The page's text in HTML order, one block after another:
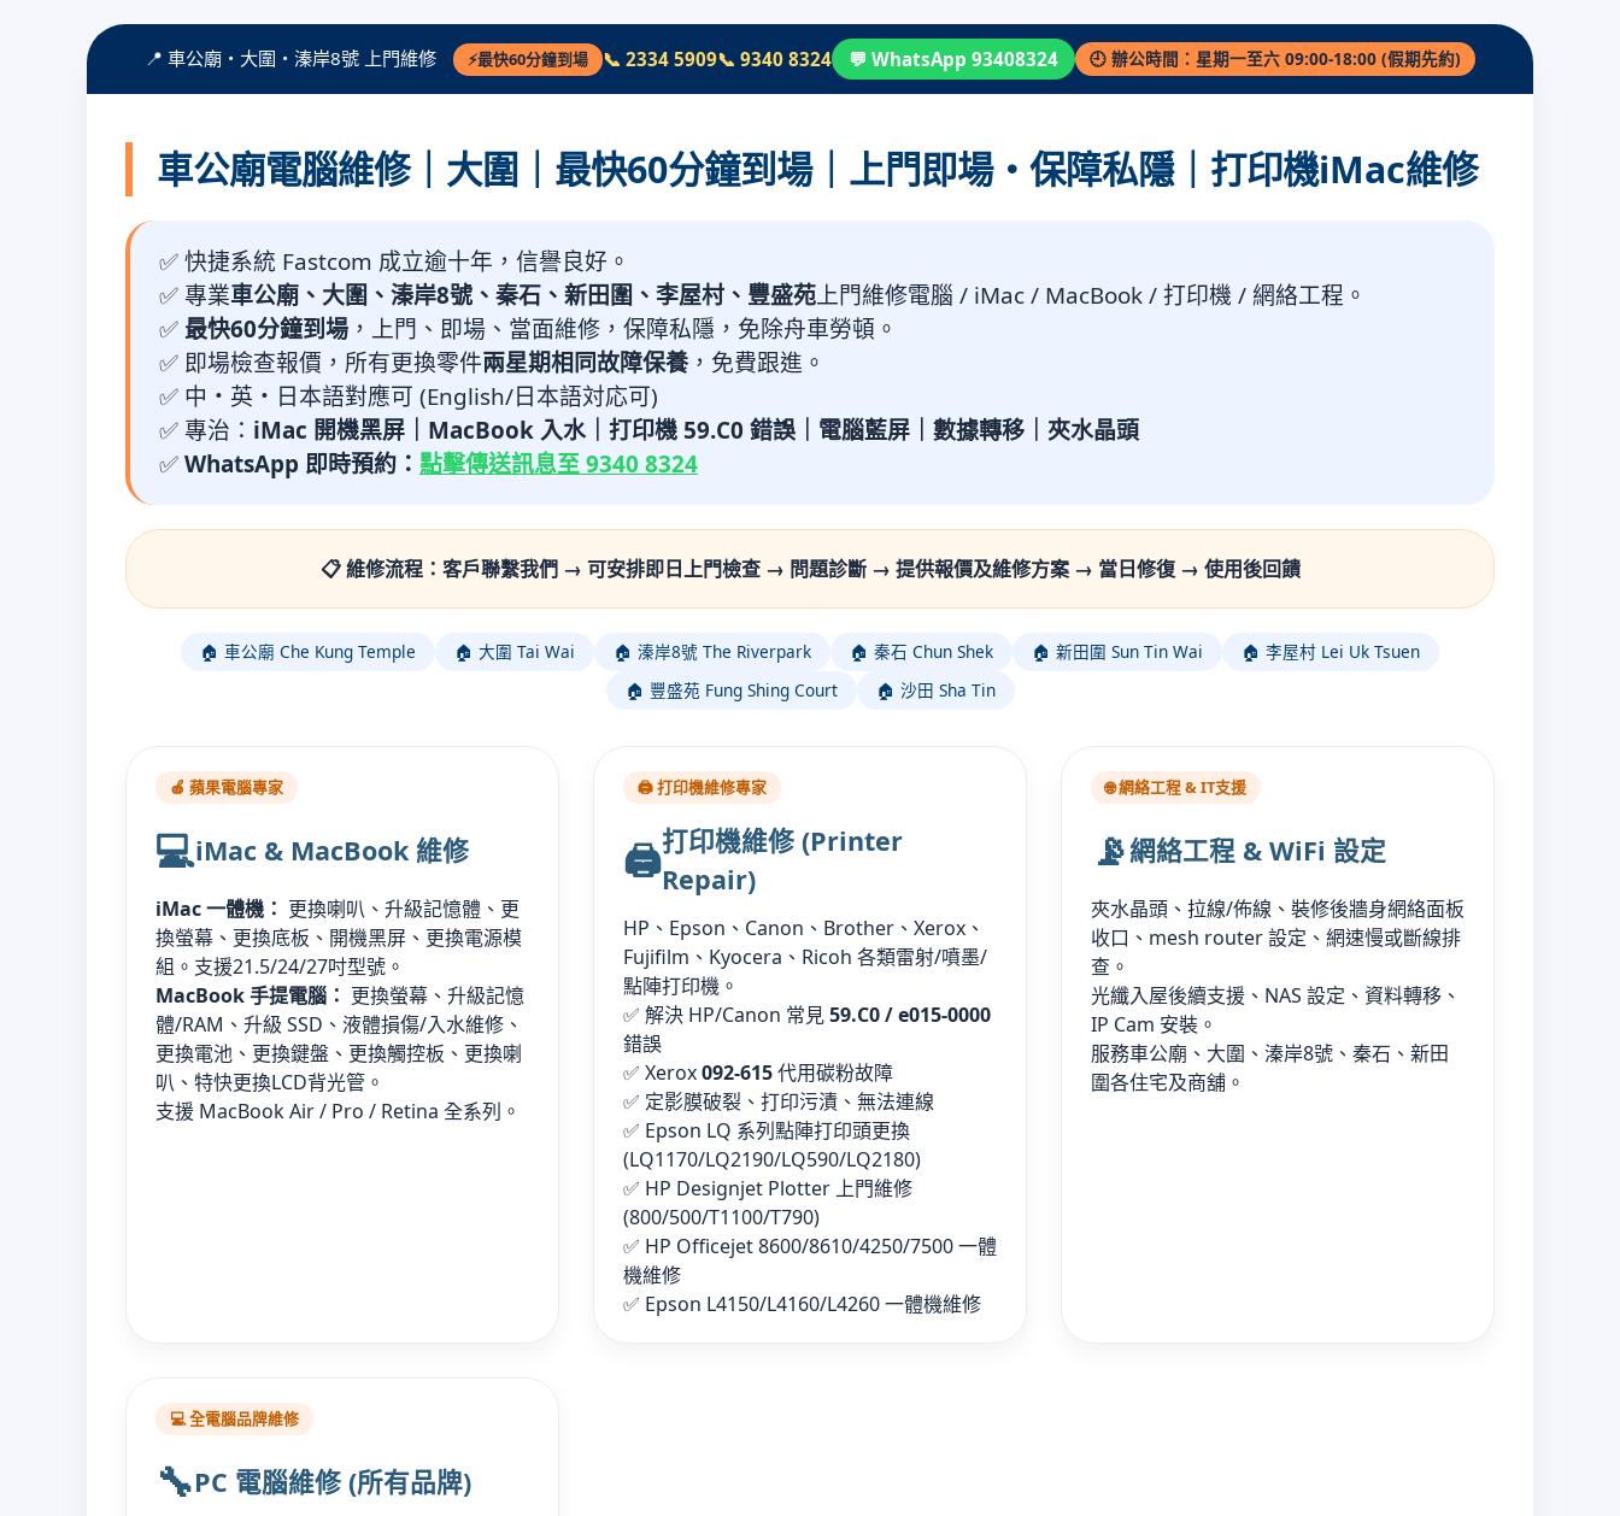
📍 車公廟・大圍・溱岸8號 上門維修 ⚡最快60分鐘到場 📞 2334 5909📞 9340 8324 💬 WhatsApp 93408324 🕘 辦公時間：星期一至六 09:00-18:00 (假期先約)
車公廟電腦維修｜大圍｜最快60分鐘到場｜上門即場・保障私隱｜打印機iMac維修
✅ 快捷系統 Fastcom 成立逾十年，信譽良好。
✅ 專業車公廟、大圍、溱岸8號、秦石、新田圍、李屋村、豐盛苑上門維修電腦 / iMac / MacBook / 打印機 / 網絡工程。
✅ 最快60分鐘到場 ，上門、即場、當面維修，保障私隱，免除舟車勞頓。
✅ 即場檢查報價，所有更換零件兩星期相同故障保養，免費跟進。
✅ 中・英・日本語對應可 (English/日本語対応可)
✅ 專治： iMac 開機黑屏｜MacBook 入水｜打印機 59.C0 錯誤｜電腦藍屏｜數據轉移｜夾水晶頭
✅WhatsApp 即時預約： 點擊傳送訊息至 9340 8324
📋 維修流程：客戶聯繫我們 → 可安排即日上門檢查 → 問題診斷 → 提供報價及維修方案 → 當日修復 → 使用後回饋
🏠 車公廟 Che Kung Temple 🏠 大圍 Tai Wai 🏠 溱岸8號 The Riverpark 🏠 秦石 Chun Shek 🏠 新田圍 Sun Tin Wai
🏠 李屋村 Lei Uk Tsuen
🏠 豐盛苑 Fung Shing Court
🏠 沙田 Sha Tin
🍎 蘋果電腦專家
💻iMac & MacBook 維修
iMac 一體機： 更換喇叭、升級記憶體、更
換螢幕、更換底板、開機黑屏、更換電源模
組。支援21.5/24/27吋型號。
MacBook 手提電腦： 更換螢幕、升級記憶
體/RAM、升級 SSD、液體損傷/入水維修、
更換電池、更換鍵盤、更換觸控板、更換喇
叭、特快更換LCD背光管。
支援 MacBook Air / Pro / Retina 全系列。
🖨️ 打印機維修專家
🖨️打印機維修 (Printer
Repair)
HP、Epson、Canon、Brother、Xerox、
Fujifilm、Kyocera、Ricoh 各類雷射/噴墨/
點陣打印機。
✅ 解決 HP/Canon 常見59.C0 / e015-0000
錯誤
✅ Xerox092-615代用碳粉故障
✅ 定影膜破裂、打印污漬、無法連線
✅ Epson LQ 系列點陣打印頭更換
(LQ1170/LQ2190/LQ590/LQ2180)
✅ HP Designjet Plotter 上門維修
(800/500/T1100/T790)
✅ HP Officejet 8600/8610/4250/7500 一體
機維修
✅ Epson L4150/L4160/L4260 一體機維修
🌐 網絡工程 & IT支援
📡網絡工程 & WiFi 設定
夾水晶頭、拉線/佈線、裝修後牆身網絡面板
收口、mesh router 設定、網速慢或斷線排
查。
光纖入屋後續支援、NAS 設定、資料轉移、
IP Cam 安裝。
服務車公廟、大圍、溱岸8號、秦石、新田
圍各住宅及商舖。
💻 全電腦品牌維修
🔧PC 電腦維修 (所有品牌)